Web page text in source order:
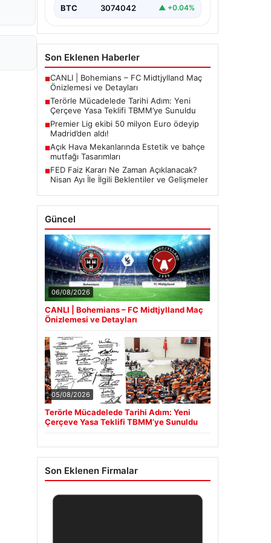
BTC 3074042 ▲ +0.04%
Son Eklenen Haberler
■CANLI | Bohemians – FC Midtjylland Maç
Önizlemesi ve Detayları
■Terörle Mücadelede Tarihi Adım: Yeni
Çerçeve Yasa Teklifi TBMM’ye Sunuldu
■Premier Lig ekibi 50 milyon Euro ödeyip
Madrid’den aldı!
■Açık Hava Mekanlarında Estetik ve bahçe
mutfağı Tasarımları
■FED Faiz Kararı Ne Zaman Açıklanacak?
Nisan Ayı İle İlgili Beklentiler ve Gelişmeler
Güncel
06/08/2026
CANLI | Bohemians – FC Midtjylland Maç
Önizlemesi ve Detayları
05/08/2026
Terörle Mücadelede Tarihi Adım: Yeni
Çerçeve Yasa Teklifi TBMM’ye Sunuldu
Son Eklenen Firmalar